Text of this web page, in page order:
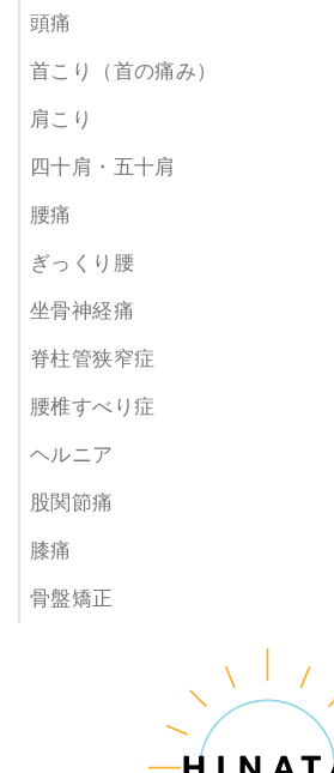
頭痛
首こり（首の痛み）
肩こり
四十肩・五十肩
腰痛
ぎっくり腰
坐骨神経痛
脊柱管狭窄症
腰椎すべり症
ヘルニア
股関節痛
膝痛
骨盤矯正